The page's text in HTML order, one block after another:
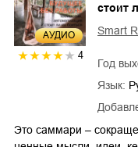
AУДИО
4
стоит
Smart
Год
Язык:
Это саммари –